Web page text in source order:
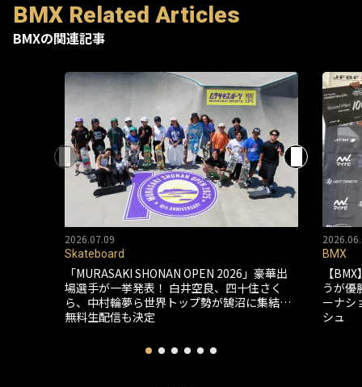
BMX Related Articles
BMXの関連記事
2026.07.09
Skateboard
「MURASAKI SHONAN OPEN 2026」豪華出
場選手が一挙発表！ 白井空良、四十住さく
ら、中村輪夢ら世界トップ勢が鵠沼に集結…
無料生配信も決定
BMX
【
うが優
ーナシ
シュ